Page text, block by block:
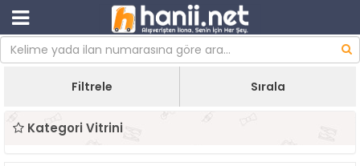
Filtrele Sırala
Kategori Vitrini